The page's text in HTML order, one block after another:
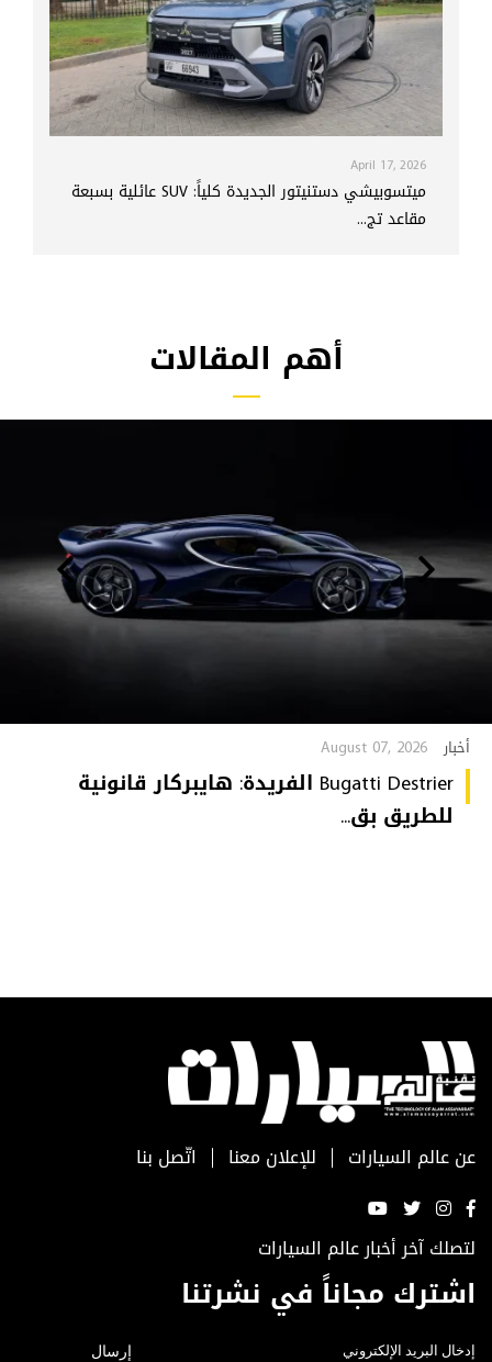
April 17, 2026
ميتسوبيشي دستنيتور الجديدة كلياً: SUV عائلية بسبعة
مقاعد تج...
أهم المقالات
أخبار August 07, 2026
Bugatti Destrier الفريدة: هايبركار قانونية
للطريق بق...
عن عالم السيارات للإعلان معنا اتّصل بنا
لتصلك آخر أخبار عالم السيارات
اشترك مجاناً في نشرتنا